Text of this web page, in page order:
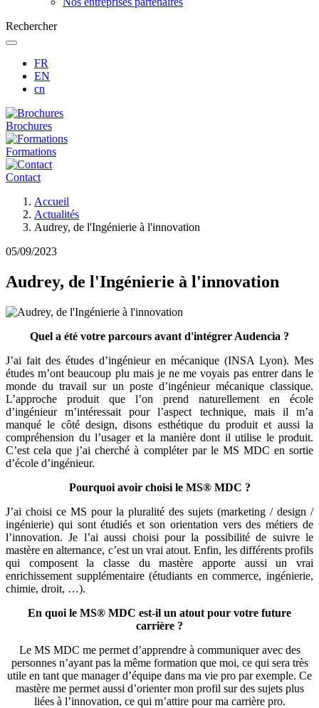
Rechercher
FR
EN
cn
Brochures
Formations
Contact
d'Ariane
Accueil
Actualités
Audrey, de l'Ingénierie à l'innovation
05/09/2023
Audrey, de l'Ingénierie à l'innovation
Quel a été votre parcours avant d'intégrer Audencia ?
J’ai fait des études d’ingénieur en mécanique (INSA Lyon). Mes
études m’ont beaucoup plu mais je ne me voyais pas entrer dans le
monde du travail sur un poste d’ingénieur mécanique classique.
L’approche produit que l’on prend naturellement en école
d’ingénieur m’intéressait pour l’aspect technique, mais il m’a
manqué le côté design, disons esthétique du produit et aussi la
compréhension du l’usager et la manière dont il utilise le produit.
C’est cela que j’ai cherché à compléter par le MS MDC en sortie
d’école d’ingénieur.
Pourquoi avoir choisi le MS® MDC ?
J’ai choisi ce MS pour la pluralité des sujets (marketing / design /
ingénierie) qui sont étudiés et son orientation vers des métiers de
l’innovation. Je l’ai aussi choisi pour la possibilité de suivre le
mastère en alternance, c’est un vrai atout. Enfin, les différents profils
qui composent la classe du mastère apporte aussi un vrai
enrichissement supplémentaire (étudiants en commerce, ingénierie,
chimie, droit, …).
En quoi le MS® MDC est-il un atout pour votre future
carrière ?
Le MS MDC me permet d’apprendre à communiquer avec des
personnes n’ayant pas la même formation que moi, ce qui sera très
utile en tant que manager d’équipe dans ma vie pro par exemple. Ce
mastère me permet aussi d’orienter mon profil sur des sujets plus
liées à l’innovation, ce qui m’attire pour ma carrière pro.